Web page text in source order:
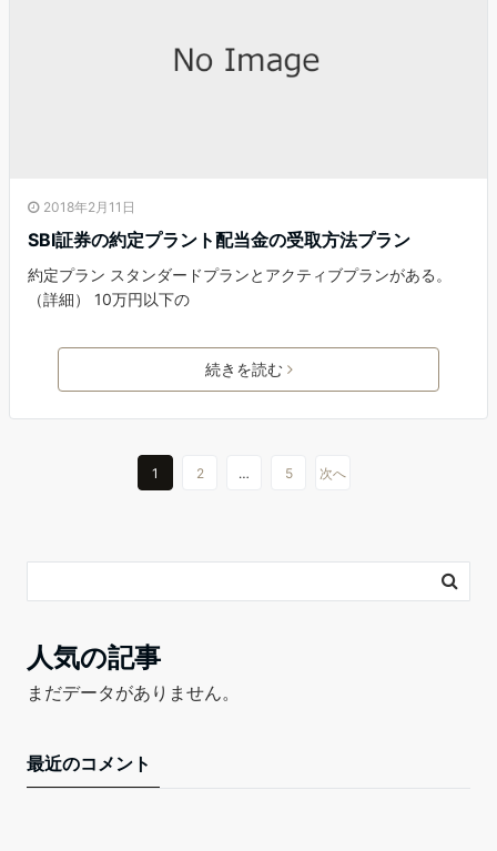
2018年2月11日
SBI証券の約定プラント配当金の受取方法プラン
約定プラン スタンダードプランとアクティブプランがある。
（詳細） 10万円以下の
続きを読む
1 2 … 5 次へ
人気の記事
まだデータがありません。
最近のコメント